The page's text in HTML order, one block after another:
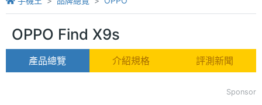
OPPO Find X9s
產品總覽 介紹規格 評測新聞
Sponsor